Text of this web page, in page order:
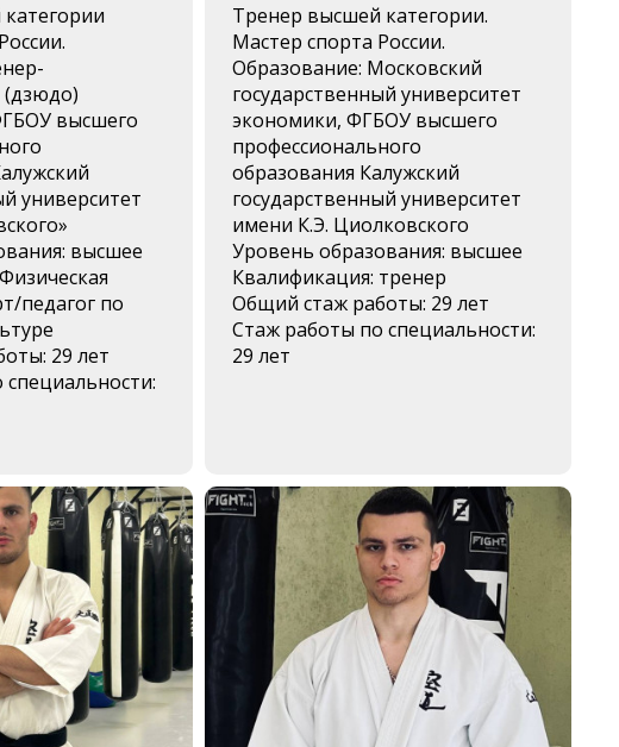
(дзюдо)
высшего
университет
высшее
педагог по
29 лет
Тренер высшей категории.
Мастер спорта России.
Образование: Московский
государственный университет
экономики, ФГБОУ высшего
профессионального
образования Калужский
государственный университет
имени К.Э. Циолковского
Уровень образования: высшее
Квалификация: тренер
Общий стаж работы: 29 лет
Стаж работы по специальности:
29 лет